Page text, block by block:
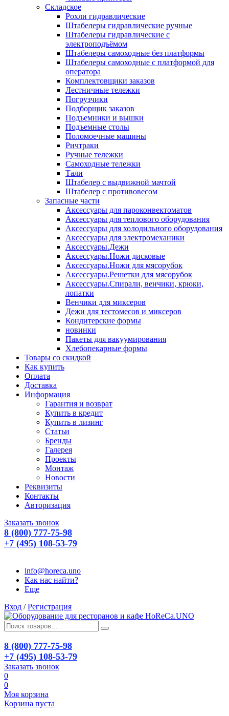
Складское
Рохли гидравлические
Штабелеры гидравлические ручные
Штабелеры гидравлические с
электроподъёмом
Штабелеры самоходные без платформы
Штабелеры самоходные с платформой для
оператора
Комплектовщики заказов
Лестничные тележки
Погрузчики
Подборщик заказов
Подъемники и вышки
Подъемные столы
Поломоечные машины
Ричтраки
Ручные тележки
Самоходные тележки
Тали
Штабелер с выдвижной мачтой
Штабелер с противовесом
Запасные части
Аксессуары для пароконвектоматов
Аксессуары для теплового оборудования
Аксессуары для холодильного оборудования
Аксессуары для электромеханики
Аксессуары.Дежи
Аксессуары.Ножи дисковые
Аксессуары.Ножи для мясорубок
Аксессуары.Решетки для мясорубок
Аксессуары.Спирали, венчики, крюки,
лопатки
Венчики для миксеров
Дежи для тестомесов и миксеров
Кондитерские формы
новинки
Пакеты для вакуумирования
Хлебопекарные формы
Товары со скидкой
Как купить
Оплата
Доставка
Информация
Гарантия и возврат
Купить в кредит
Купить в лизинг
Статьи
Бренды
Галерея
Проекты
Монтаж
Новости
Реквизиты
Контакты
Авторизация
Заказать звонок
8 (800) 777-75-98
+7 (495) 108-53-79
info@horeca.uno
Как нас найти?
Еще
Вход / Регистрация
8 (800) 777-75-98
+7 (495) 108-53-79
Заказать звонок
0
0
Моя корзина
Корзина пуста